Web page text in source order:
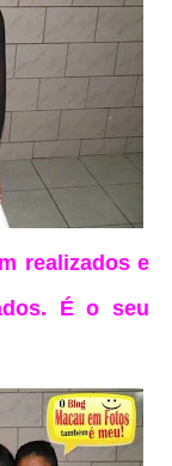
realizados e
É o seu